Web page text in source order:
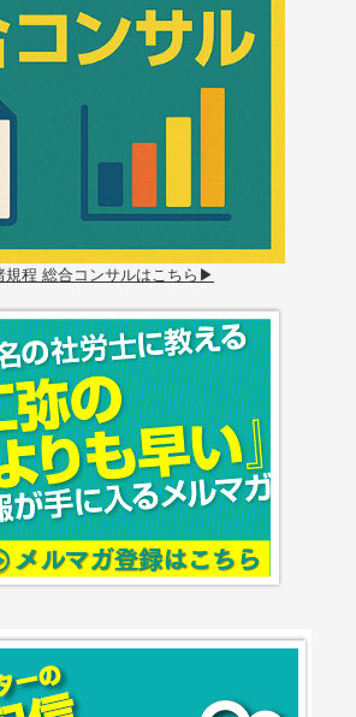
規程 総合コンサルはこちら▶